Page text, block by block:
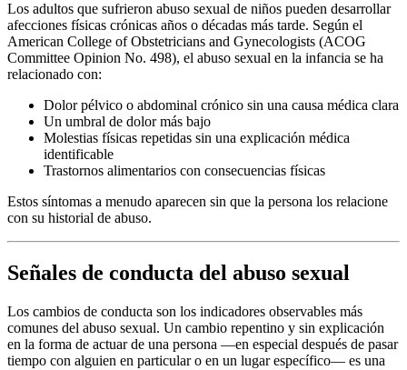
Los adultos que sufrieron abuso sexual de niños pueden desarrollar
afecciones físicas crónicas años o décadas más tarde. Según el
American College of Obstetricians and Gynecologists (ACOG
Committee Opinion No. 498), el abuso sexual en la infancia se ha
relacionado con:
Dolor pélvico o abdominal crónico sin una causa médica clara
Un umbral de dolor más bajo
Molestias físicas repetidas sin una explicación médica
identificable
Trastornos alimentarios con consecuencias físicas
Estos síntomas a menudo aparecen sin que la persona los relacione
con su historial de abuso.
Señales de conducta del abuso sexual
Los cambios de conducta son los indicadores observables más
comunes del abuso sexual. Un cambio repentino y sin explicación
en la forma de actuar de una persona —en especial después de pasar
tiempo con alguien en particular o en un lugar específico— es una